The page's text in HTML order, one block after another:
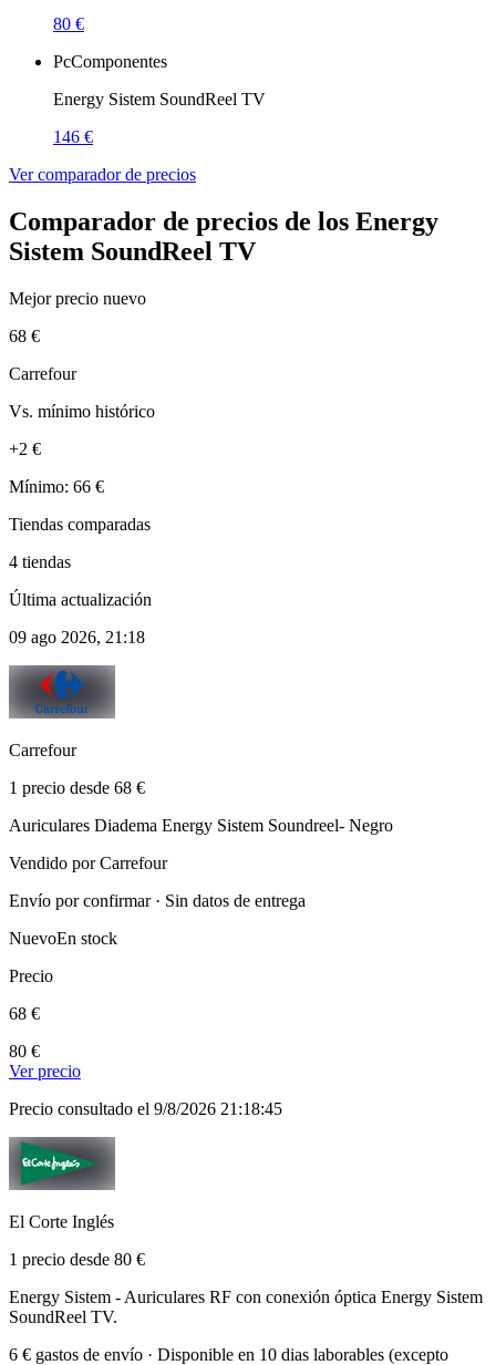
80 €
PcComponentes
Energy Sistem SoundReel TV
146 €
Ver comparador de precios
Comparador de precios de los Energy
Sistem SoundReel TV
Mejor precio nuevo
68 €
Carrefour
Vs. mínimo histórico
+2 €
Mínimo: 66 €
Tiendas comparadas
4 tiendas
Última actualización
09 ago 2026, 21:18
Carrefour
1 precio desde 68 €
Auriculares Diadema Energy Sistem Soundreel- Negro
Vendido por Carrefour
Envío por confirmar · Sin datos de entrega
NuevoEn stock
Precio
68 €
80 €
Ver precio
Precio consultado el 9/8/2026 21:18:45
El Corte Inglés
1 precio desde 80 €
Energy Sistem - Auriculares RF con conexión óptica Energy Sistem
SoundReel TV.
6 € gastos de envío · Disponible en 10 dias laborables (excepto